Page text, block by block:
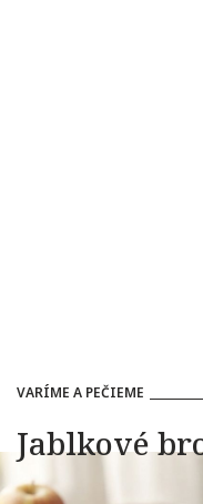
VARÍME A PEČIEME